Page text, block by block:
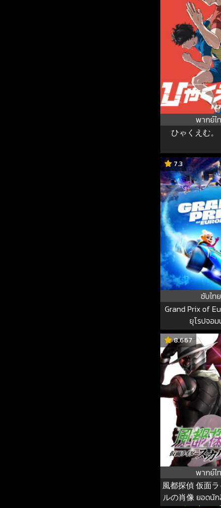
พากย์ไ
ひゃくえむ。
7.3
ซับไทย
Grand Prix of
ยุโรปจอ
8.667
พากย์ไ
風都探偵 仮面
ルの肖像 ยอดนั